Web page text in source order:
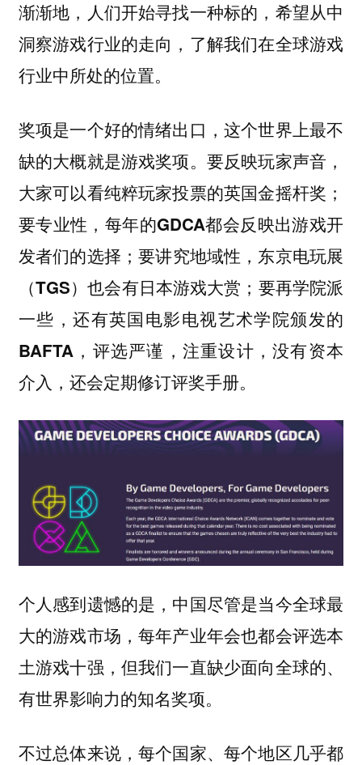
渐渐地，人们开始寻找一种标的，希望从中
洞察游戏行业的走向，了解我们在全球游戏
行业中所处的位置。
奖项是一个好的情绪出口，这个世界上最不
缺的大概就是游戏奖项。要反映玩家声音，
大家可以看纯粹玩家投票的英国金摇杆奖；
要专业性，每年的GDCA都会反映出游戏开
发者们的选择；要讲究地域性，东京电玩展
（TGS）也会有日本游戏大赏；要再学院派
一些，还有英国电影电视艺术学院颁发的
BAFTA，评选严谨，注重设计，没有资本
介入，还会定期修订评奖手册。
个人感到遗憾的是，中国尽管是当今全球最
大的游戏市场，每年产业年会也都会评选本
土游戏十强，但我们一直缺少面向全球的、
有世界影响力的知名奖项。
不过总体来说，每个国家、每个地区几乎都